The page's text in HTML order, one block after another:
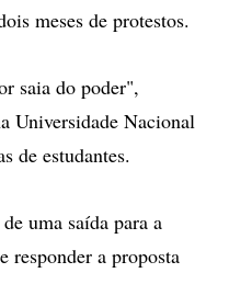
meses de protestos.
saia do poder",
Universidade Nacional
de estudantes.
uma saída para a
responder a proposta